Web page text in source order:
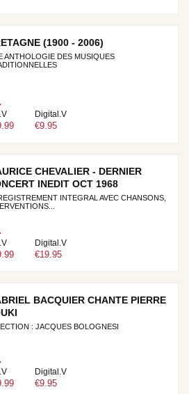
(1900 - 2006)
ANTHOLOGIE DES MUSIQUES
Digital.V
€9.95
CHEVALIER - DERNIER
INEDIT OCT 1968
INTEGRAL AVEC CHANSONS,
Digital.V
€19.95
BACQUIER CHANTE PIERRE
: JACQUES BOLOGNESI
Digital.V
€9.95